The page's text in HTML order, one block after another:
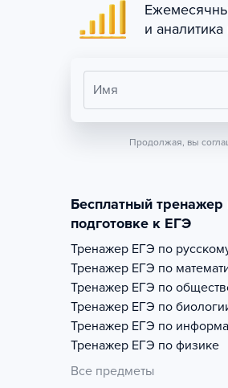
и
Имя
Продолжая, вы
Бесплатный тренажер
подготовке к ЕГЭ
Тренажер ЕГЭ по
Тренажер ЕГЭ по
Тренажер ЕГЭ по
Тренажер ЕГЭ по
Тренажер ЕГЭ по
Тренажер ЕГЭ по физике
Все предметы